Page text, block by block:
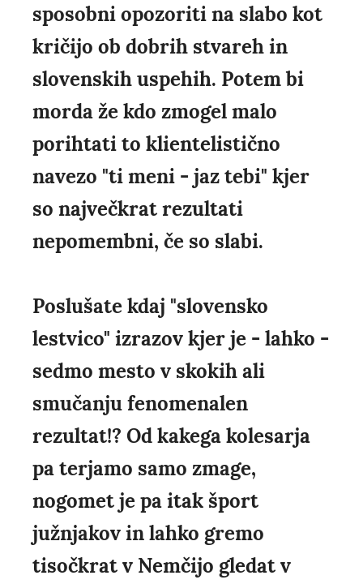
sposobni opozoriti na slabo kot
kričijo ob dobrih stvareh in
slovenskih uspehih. Potem bi
morda že kdo zmogel malo
porihtati to klientelistično
navezo "ti meni - jaz tebi" kjer
so največkrat rezultati
nepomembni, če so slabi.
Poslušate kdaj "slovensko
lestvico" izrazov kjer je - lahko -
sedmo mesto v skokih ali
smučanju fenomenalen
rezultat!? Od kakega kolesarja
pa terjamo samo zmage,
nogomet je pa itak šport
južnjakov in lahko gremo
tisočkrat v Nemčijo gledat v